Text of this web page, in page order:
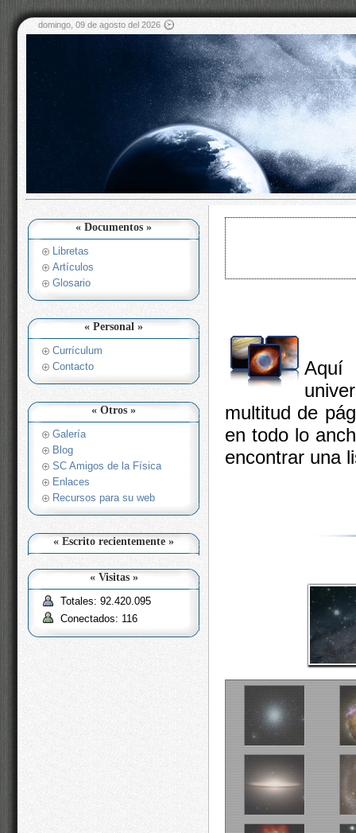
domingo, 09 de agosto del 2026
« Documentos »
Libretas
Artículos
Glosario
« Personal »
Currículum
Contacto
« Otros »
Galería
Blog
SC Amigos de la Física
Enlaces
Recursos para su web
« Escrito recientemente »
« Visitas »
Totales: 92.420.095
Conectados: 116
Aquí
multitud de
en todo lo
encontrar una